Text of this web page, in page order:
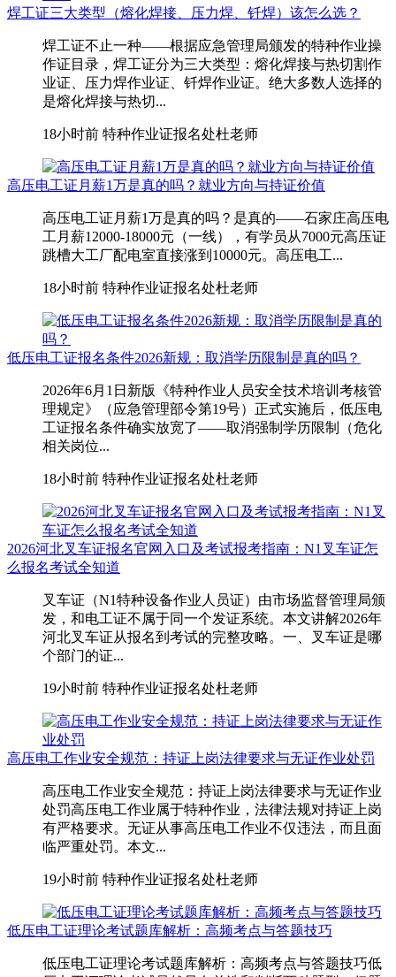
焊工证三大类型（熔化焊接、压力焊、钎焊）该怎么选？
焊工证不止一种——根据应急管理局颁发的特种作业操
作证目录，焊工证分为三大类型：熔化焊接与热切割作
业证、压力焊作业证、钎焊作业证。绝大多数人选择的
是熔化焊接与热切...
18小时前 特种作业证报名处杜老师
高压电工证月薪1万是真的吗？就业方向与持证价值
高压电工证月薪1万是真的吗？是真的——石家庄高压电
工月薪12000-18000元（一线），有学员从7000元高压证
跳槽大工厂配电室直接涨到10000元。高压电工...
18小时前 特种作业证报名处杜老师
低压电工证报名条件2026新规：取消学历限制是真的吗？
2026年6月1日新版《特种作业人员安全技术培训考核管
理规定》（应急管理部令第19号）正式实施后，低压电
工证报名条件确实放宽了——取消强制学历限制（危化
相关岗位...
18小时前 特种作业证报名处杜老师
2026河北叉车证报名官网入口及考试报考指南：N1叉车证怎
么报名考试全知道
叉车证（N1特种设备作业人员证）由市场监督管理局颁
发，和电工证不属于同一个发证系统。本文讲解2026年
河北叉车证从报名到考试的完整攻略。一、叉车证是哪
个部门的证...
19小时前 特种作业证报名处杜老师
高压电工作业安全规范：持证上岗法律要求与无证作业处罚
高压电工作业安全规范：持证上岗法律要求与无证作业
处罚高压电工作业属于特种作业，法律法规对持证上岗
有严格要求。无证从事高压电工作业不仅违法，而且面
临严重处罚。本文...
19小时前 特种作业证报名处杜老师
低压电工证理论考试题库解析：高频考点与答题技巧
低压电工证理论考试题库解析：高频考点与答题技巧低